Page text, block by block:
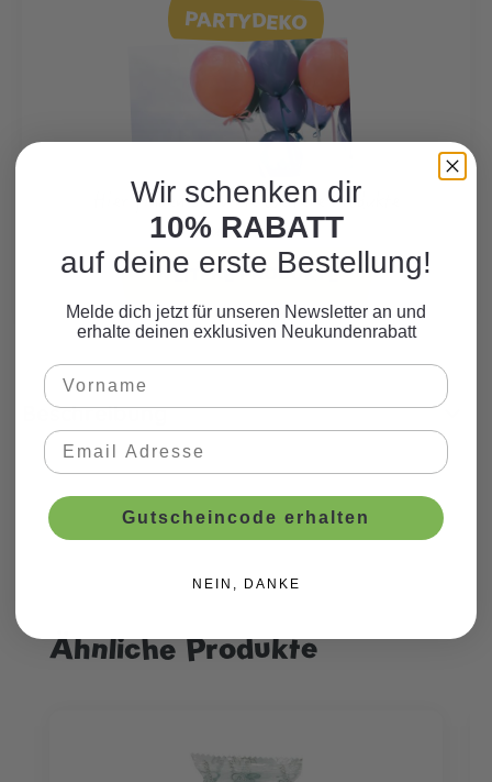
PARTYDEKO
Hier finden Sie viele weitere Produkte
zum Motto.
WEITERE PRODUKTE
Beschreibung
Produktgalerie überspringen
Ähnliche Produkte
Wir schenken dir
10% RABATT
auf deine erste Bestellung!
Melde dich jetzt für unseren Newsletter an und
erhalte deinen exklusiven Neukundenrabatt
Gutscheincode erhalten
NEIN, DANKE